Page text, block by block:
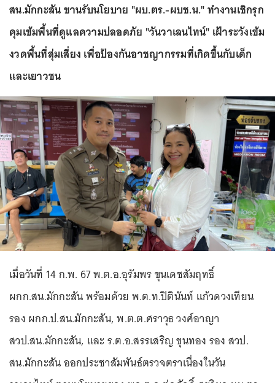
สน.มักกะสัน ขานรับนโยบาย "ผบ.ตร.-ผบช.น." ทำงานเชิกรุก
คุมเข้มพื้นที่ดูแลความปลอดภัย "วันวาเลนไทน์" เฝ้าระวังเข้ม
งวดพื้นที่สุ่มเสี่ยง เพื่อป้องกันอาชญากรรมที่เกิดขึ้นกับเด็ก
และเยาวชน
เมื่อวันที่ 14 ก.พ. 67 พ.ต.อ.อุรัมพร ขุนเดชสัมฤทธิ์
ผกก.สน.มักกะสัน พร้อมด้วย พ.ต.ท.ปิตินันท์ แก้วดวงเทียน
รอง ผกก.ป.สน.มักกะสัน, พ.ต.ต.ศราวุธ วงศ์อาญา
สวป.สน.มักกะสัน, และ ร.ต.อ.สรรเสริญ ขุนทอง รอง สวป.
สน.มักกะสัน ออกประชาสัมพันธ์ตรวจตราเนื่องในวัน